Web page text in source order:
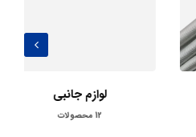
لوازم جانبی
محصولات